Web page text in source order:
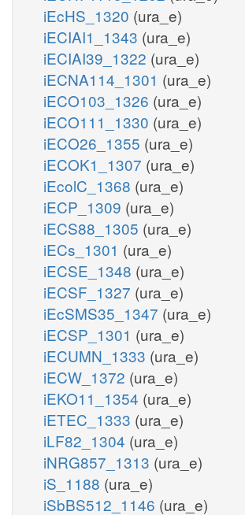
iEcHS_1320 (ura_e)
iECIAI1_1343 (ura_e)
iECIAI39_1322 (ura_e)
iECNA114_1301 (ura_e)
iECO103_1326 (ura_e)
iECO111_1330 (ura_e)
iECO26_1355 (ura_e)
iECOK1_1307 (ura_e)
iEcolC_1368 (ura_e)
iECP_1309 (ura_e)
iECS88_1305 (ura_e)
iECs_1301 (ura_e)
iECSE_1348 (ura_e)
iECSF_1327 (ura_e)
iEcSMS35_1347 (ura_e)
iECSP_1301 (ura_e)
iECUMN_1333 (ura_e)
iECW_1372 (ura_e)
iEKO11_1354 (ura_e)
iETEC_1333 (ura_e)
iLF82_1304 (ura_e)
iNRG857_1313 (ura_e)
iS_1188 (ura_e)
iSbBS512_1146 (ura_e)